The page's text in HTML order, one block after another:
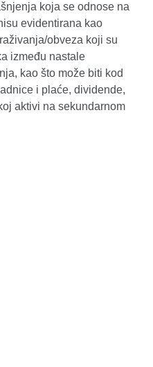
koja se odnose na
evidentirana kao
obveza koji su
između nastale
kao što može biti kod
i plaće, dividende,
aktivi na sekundarnom